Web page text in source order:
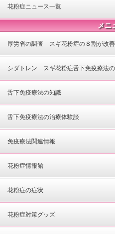
花粉症ニュース一覧
メニ
厚労省の調査 スギ花粉症の８割が改
シダトレン スギ花粉症舌下免疫療法
舌下免疫療法の知識
舌下免疫療法の治療体験談
免疫療法関連情報
花粉症情報館
花粉症の症状
花粉症対策グッズ